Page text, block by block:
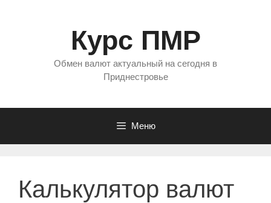
Курс ПМР
Обмен валют актуальный на сегодня в
Приднестровье
Меню
Калькулятор валют